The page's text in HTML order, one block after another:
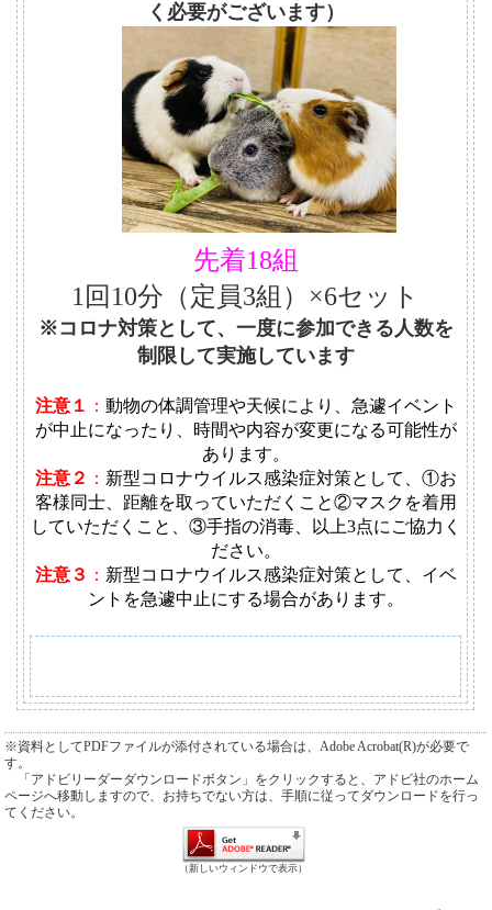
く必要がございます）
先着18組
1回10分（定員3組）×6セット
※コロナ対策として、一度に参加できる人数を
制限して実施しています
注意１ ： 動物の体調管理や天候により、急遽イベント
が中止になったり、時間や内容が変更になる可能性が
あります。
注意２ ： 新型コロナウイルス感染症対策として、①お
客様同士、距離を取っていただくこと②マスクを着用
していただくこと、③手指の消毒、以上3点にご協力く
ださい。
注意３ ： 新型コロナウイルス感染症対策として、イベ
ントを急遽中止にする場合があります。
※資料としてPDFファイルが添付されている場合は、Adobe Acrobat(R)が必要で
す。
「アドビリーダーダウンロードボタン」をクリックすると、アドビ社のホーム
ページへ移動しますので、お持ちでない方は、手順に従ってダウンロードを行っ
てください。
（新しいウィンドウで表示）